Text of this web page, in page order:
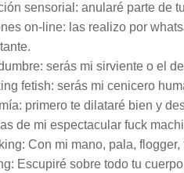
sensorial: anularé parte de
on-line: las realizo por
serás mi sirviente o el
fetish: serás mi cenicero
primero te dilataré bien y
de mi espectacular fuck
Con mi mano, pala,
Escupiré sobre todo tu